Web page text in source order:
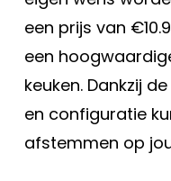
een prijs van
een
keuken. Dankzij
en configuratie
afstemmen op